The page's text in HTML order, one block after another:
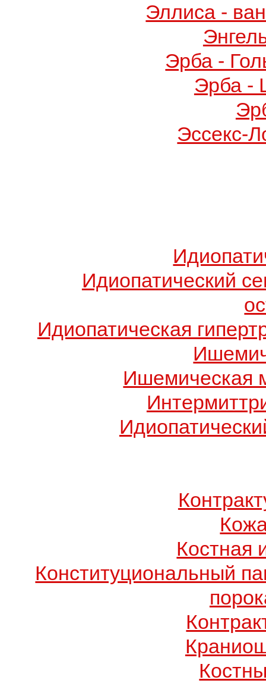
Эллиса -
Эрба -
Эрба -
Эссекс-
Идиопатический
Идиопатическая
Ишемическая
Костная
Конституциональный